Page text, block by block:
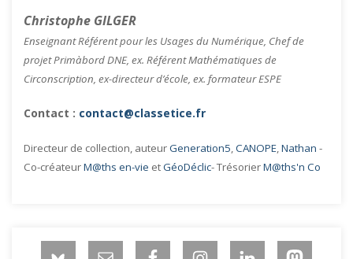
Christophe GILGER
Enseignant Référent pour les Usages du Numérique, Chef de
projet Primàbord DNE, ex. Référent Mathématiques de
Circonscription, ex-directeur d’école, ex. formateur ESPE
Contact : contact@classetice.fr
Directeur de collection, auteurGeneration5,CANOPE,Nathan -
Co-créateurM@ths en-vie etGéoDéclic- TrésorierM@ths'n Co